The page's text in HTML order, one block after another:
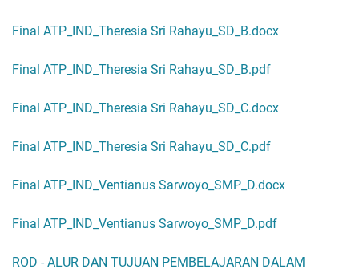
Final ATP_IND_Theresia Sri Rahayu_SD_B.docx
Final ATP_IND_Theresia Sri Rahayu_SD_B.pdf
Final ATP_IND_Theresia Sri Rahayu_SD_C.docx
Final ATP_IND_Theresia Sri Rahayu_SD_C.pdf
Final ATP_IND_Ventianus Sarwoyo_SMP_D.docx
Final ATP_IND_Ventianus Sarwoyo_SMP_D.pdf
ROD - ALUR DAN TUJUAN PEMBELAJARAN DALAM